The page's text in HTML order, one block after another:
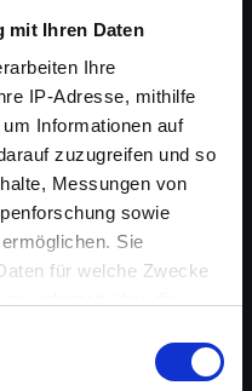
mit Ihren Daten
Ihre
IP-Adresse, mithilfe
Informationen auf
zuzugreifen und so
Messungen von
sowie
Sie
für welche Zwecke
Jahre 1925 nach
Der aufbrausende
wird von der
er eine unglaubliche
dass es auf
in Südamerika noch
Lewis Stone, Wallace